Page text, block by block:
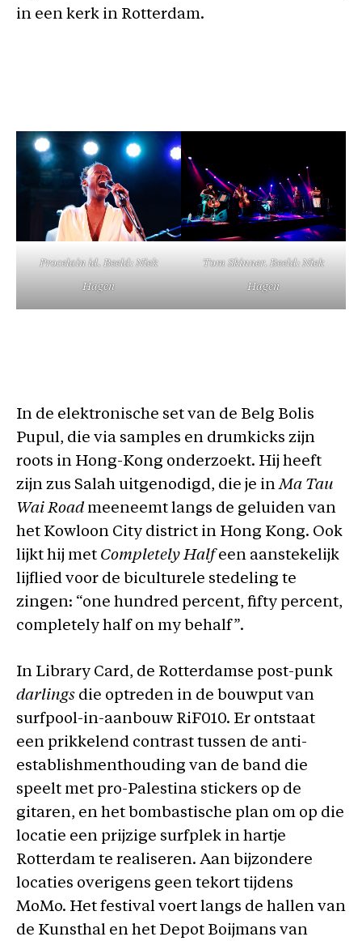
in een kerk in Rotterdam.
Procelain id. Beeld: Niek
Hagen
Tom Skinner. Beeld: Niek
Hagen
In de elektronische set van de Belg Bolis
Pupul, die via samples en drumkicks zijn
roots in Hong-Kong onderzoekt. Hij heeft
zijn zus Salah uitgenodigd, die je inMa Tau
Wai Road meeneemt langs de geluiden van
het Kowloon City district in Hong Kong. Ook
lijkt hij met Completely Halfeen aanstekelijk
lijflied voor de biculturele stedeling te
zingen: “one hundred percent, fifty percent,
completely half on my behalf”.
In Library Card, de Rotterdamse post-punk
darlings die optreden in de bouwput van
surfpool-in-aanbouw RiF010. Er ontstaat
een prikkelend contrast tussen de anti-
establishmenthouding van de band die
speelt met pro-Palestina stickers op de
gitaren, en het bombastische plan om op die
locatie een prijzige surfplek in hartje
Rotterdam te realiseren. Aan bijzondere
locaties overigens geen tekort tijdens
MoMo. Het festival voert langs de hallen van
de Kunsthal en het Depot Boijmans van